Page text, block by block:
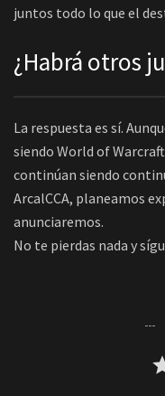
juntos todo lo que el
¿Habrá otros
La respuesta es sí.
siendo World of Warcraft
continúan siendo
ArcalCCA, planeamos
anunciaremos.
No te pierdas nada y